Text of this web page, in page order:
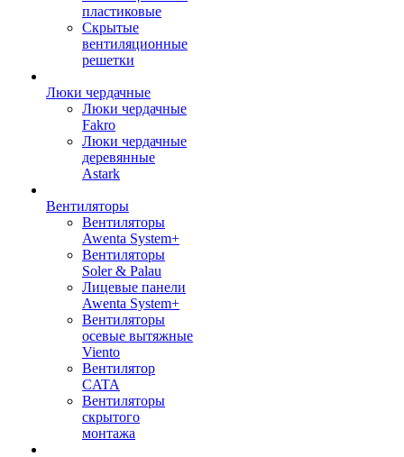
пластиковые
Скрытые
вентиляционные
решетки
Люки чердачные
Люки чердачные
Fakro
Люки чердачные
деревянные
Astark
Вентиляторы
Вентиляторы
Awenta System+
Вентиляторы
Soler & Palau
Лицевые панели
Awenta System+
Вентиляторы
осевые вытяжные
Viento
Вентилятор
CATA
Вентиляторы
скрытого
монтажа